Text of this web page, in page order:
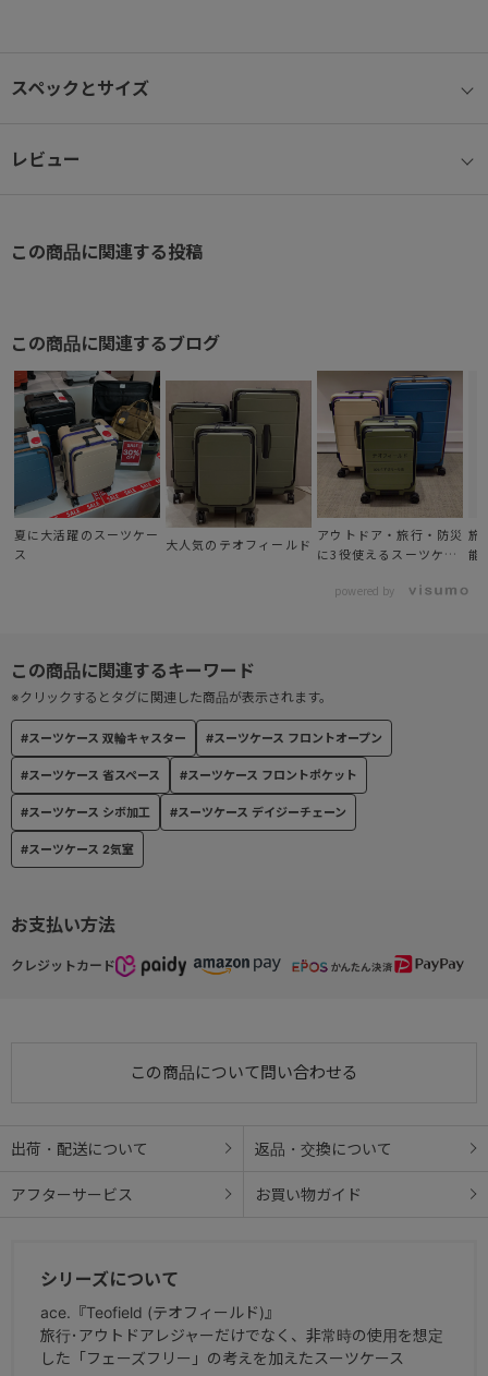
カラーリング・デイジーチェーン(荷掛け用テープ)が特徴的で、走行
通常のスーツケースの様に50：50にパッキング出来るだけでなく、
難所まで運ぶことが出来ます。
る国際基準サイズ対応。
●通常の開閉方法(2気室）とフロントオープンの開閉方法(1気室)を
選べる特徴ある構造
●TSダイヤルファスナーロック(Travel Sentry®認可ロック)搭載
で、施錠したまま預け入れ可能
●内装スペースを有効活用できるフロントオープン
●旋回性、走行安定性に優れ、容易に方向転換可能な大型双輪キャ
スター
●荷掛け用のテープでケース外側にも簡易的に取り付け可能なデイ
キングもしやすい形状
スペックとサイズ
レビュー
お支払い方法
クレジットカード
この商品について問い合わせる
出荷・配送について 返品・交換について
アフターサービス お買い物ガイド
#スーツケース 双輪キャスター #スーツケース フロントオープン
#スーツケース 省スペース #スーツケース フロントポケット
#スーツケース シボ加工 #スーツケース デイジーチェーン
#スーツケース 2気室
※クリックするとタグに関連した商品が表示されます。
この商品に関連する投稿
この商品に関連するブログ
夏に大活躍のスーツケー
ス
大人気のテオフィールド
アウトドア・旅行・防災
に3役使えるスーツケー
旅
能
powered by
シリーズについて
ace.『Teofield (テオフィールド)』
旅行･アウトドアレジャーだけでなく、非常時の使用を想定
した「フェーズフリー」の考えを加えたスーツケース